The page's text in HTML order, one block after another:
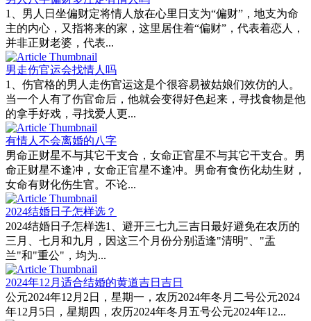
1、男人日坐偏财定将情人放在心里日支为“偏财”，地支为命
主的内心，又指将来的家，这里居住着“偏财”，代表着恋人，
并非正财老婆，代表...
男走伤官运会找情人吗
1、伤官格的男人走伤官运这是个很容易被姑娘们效仿的人。
当一个人有了伤官命后，他就会变得好色起来，寻找食物是他
的拿手好戏，寻找爱人更...
有情人不会离婚的八字
男命正财星不与其它干支合，女命正官星不与其它干支合。男
命正财星不逢冲，女命正官星不逢冲。男命有食伤化劫生财，
女命有财化伤生官。不论...
2024结婚日子怎样选？
2024结婚日子怎样选1、避开三七九三吉日最好避免在农历的
三月、七月和九月，因这三个月份分别适逢"清明"、"盂
兰"和"重公"，均为...
2024年12月适合结婚的黄道吉日吉日
公元2024年12月2日，星期一，农历2024年冬月二号公元2024
年12月5日，星期四，农历2024年冬月五号公元2024年12...